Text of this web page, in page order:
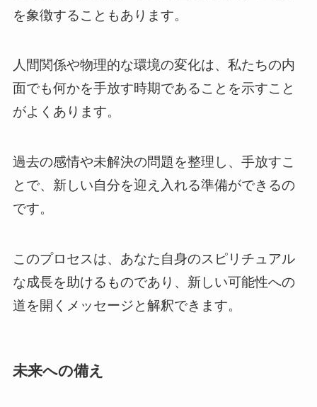
を象徴することもあります。
人間関係や物理的な環境の変化は、私たちの内
面でも何かを手放す時期であることを示すこと
がよくあります。
過去の感情や未解決の問題を整理し、手放すこ
とで、新しい自分を迎え入れる準備ができるの
です。
このプロセスは、あなた自身のスピリチュアル
な成長を助けるものであり、新しい可能性への
道を開くメッセージと解釈できます。
未来への備え